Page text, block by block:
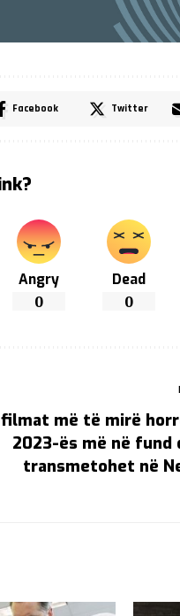
Facebook Twitter
Angry
0
Dead
0
filmat më të mirë
2023-ës më në fund
transmetohet në